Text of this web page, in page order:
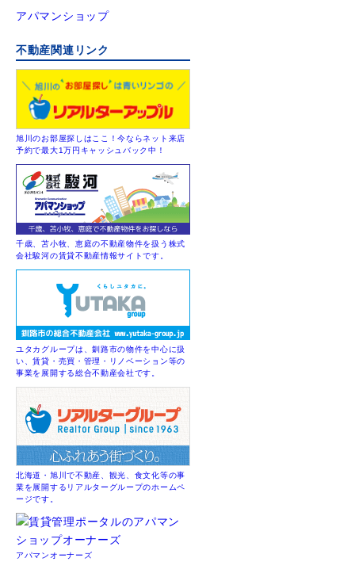
アパマンショップ
不動産関連リンク
旭川のお部屋探しはここ！今ならネット来店
予約で最大1万円キャッシュバック中！
千歳、苫小牧、恵庭の不動産物件を扱う株式
会社駿河の賃貸不動産情報サイトです。
ユタカグループは、釧路市の物件を中心に扱
い、賃貸・売買・管理・リノベーション等の
事業を展開する総合不動産会社です。
北海道・旭川で不動産、観光、食文化等の事
業を展開するリアルターグループのホームペ
ージです。
アパマンオーナーズ